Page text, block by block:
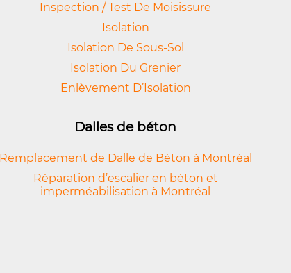
Inspection / Test De Moisissure
Isolation
Isolation De Sous-Sol
Isolation Du Grenier
Enlèvement D’Isolation
Dalles de béton
Remplacement de Dalle de Béton à Montréal
Réparation d’escalier en béton et
imperméabilisation à Montréal